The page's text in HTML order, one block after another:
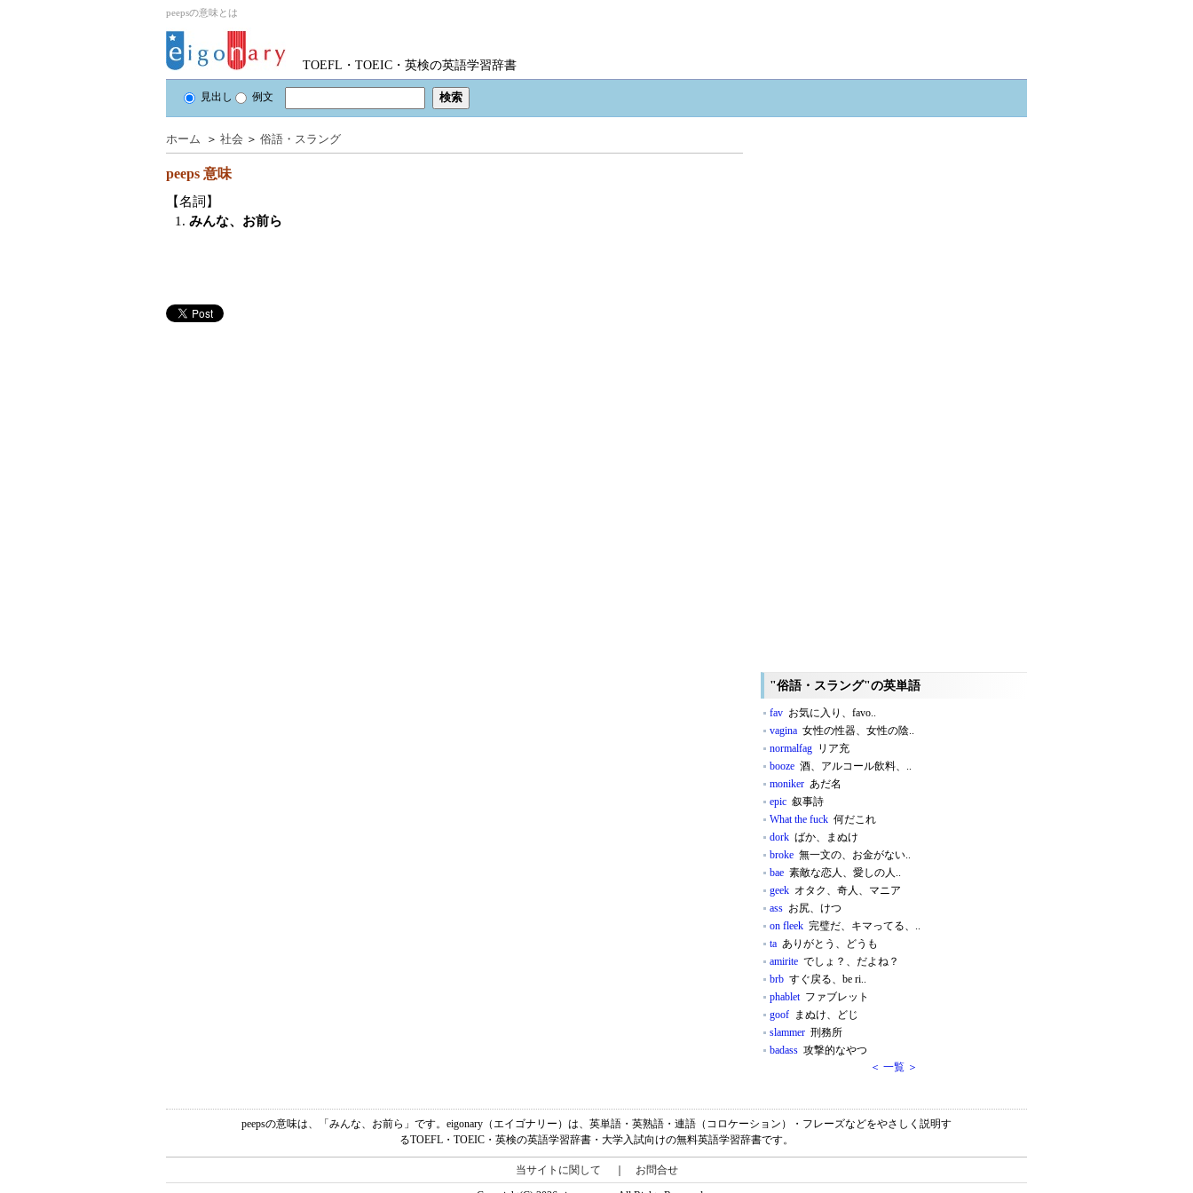
peepsの意味とは
TOEFL・TOEIC・英検の英語学習辞書
見出し 例文
ホーム ＞ 社会 ＞ 俗語・スラング
peeps 意味
【名詞】
1. みんな、お前ら
"俗語・スラング"の英単語
fav お気に入り、favo..
vagina 女性の性器、女性の陰..
normalfag リア充
booze 酒、アルコール飲料、..
moniker あだ名
epic 叙事詩
What the fuck 何だこれ
dork ばか、まぬけ
broke 無一文の、お金がない..
bae 素敵な恋人、愛しの人..
geek オタク、奇人、マニア
ass お尻、けつ
on fleek 完璧だ、キマってる、..
ta ありがとう、どうも
amirite でしょ？、だよね？
brb すぐ戻る、be ri..
phabletファブレット
goof まぬけ、どじ
slammer 刑務所
badass 攻撃的なやつ
＜ 一覧 ＞
peepsの意味は、「みんな、お前ら」です。eigonary（エイゴナリー）は、英単語・英熟語・連語（コロケーション）・フレーズなどをやさしく説明す
るTOEFL・TOEIC・英検の英語学習辞書・大学入試向けの無料英語学習辞書です。
当サイトに関して お問合せ